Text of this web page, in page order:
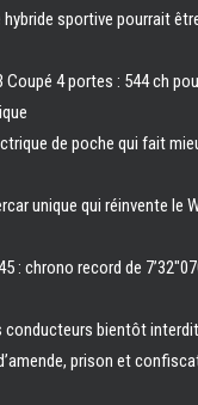
hybride sportive pourrait
Coupé 4 portes : 544 ch
de poche qui fait
unique qui réinvente le
: chrono record de
conducteurs bientôt
prison et